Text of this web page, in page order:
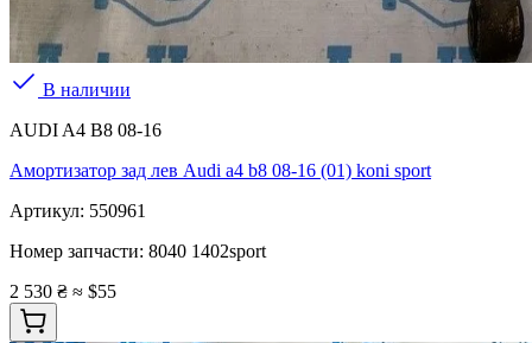
В наличии
AUDI A4 B8 08-16
Амортизатор зад лев Audi a4 b8 08-16 (01) koni sport
Артикул: 550961
Номер запчасти: 8040 1402sport
2 530 ₴ ≈ $55